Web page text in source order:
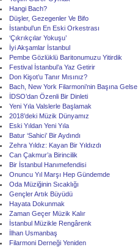
Hangi Bach?
Düşler, Gezegenler Ve Bifo
İstanbul’un En Eski Orkestrası
‘Çıkrıkçılar Yokuşu’
İyi Akşamlar İstanbul
Pembe Gözlüklü Baritonumuzu Yitirdik
Festival İstanbul’a Yaz Getirir
Don Kişot’u Tanır Mısınız?
Bach, New York Filarmoni’nin Başına Gelse
İDSO’dan Özenli Bir Dinleti
Yeni Yıla Valslerle Başlamak
2018’deki Müzik Dünyamız
Eski Yıldan Yeni Yıla
Batur ‘Sahici’ Bir Aydındı
Zehra Yıldız: Kayan Bir Yıldızdı
Can Çakmur’a Birincilik
Bir İstanbul Hanımefendisi
Onuncu Yıl Marşı Hep Gündemde
Oda Müziğinin Sıcaklığı
Gençler Artık Büyüdü
Hayata Dokunmak
Zaman Geçer Müzik Kalır
İstanbul Müzikle Rengârenk
İlhan Usmanbaş
Filarmoni Derneği Yeniden